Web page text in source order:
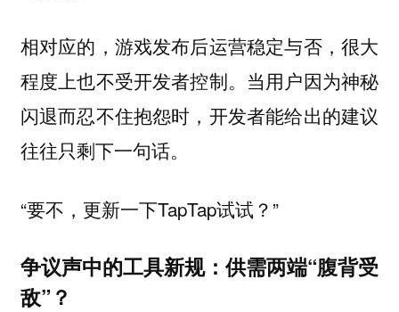
相对应的，游戏发布后运营稳定与否，很大
程度上也不受开发者控制。当用户因为神秘
闪退而忍不住抱怨时，开发者能给出的建议
往往只剩下一句话。
“要不，更新一下TapTap试试？”
争议声中的工具新规：供需两端“腹背受
敌”？